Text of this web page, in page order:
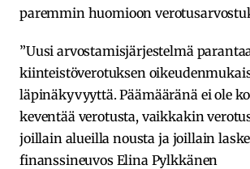
paremmin huomioon
”Uusi arvostamisjärjestelmä
kiinteistöverotuksen
läpinäkyvyyttä. Päämääränä ei ole
keventää verotusta, vaikkakin
joillain alueilla nousta ja joillain
finanssineuvos Elina Pylkkänen